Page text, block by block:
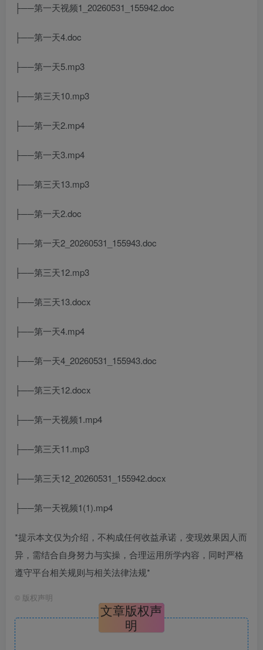
├──第一天视频1_20260531_155942.doc
├──第一天4.doc
├──第一天5.mp3
├──第三天10.mp3
├──第一天2.mp4
├──第一天3.mp4
├──第三天13.mp3
├──第一天2.doc
├──第一天2_20260531_155943.doc
├──第三天12.mp3
├──第三天13.docx
├──第一天4.mp4
├──第一天4_20260531_155943.doc
├──第三天12.docx
├──第一天视频1.mp4
├──第三天11.mp3
├──第三天12_20260531_155942.docx
├──第一天视频1(1).mp4
*提示本文仅为介绍，不构成任何收益承诺，变现效果因人而
异，需结合自身努力与实操，合理运用所学内容，同时严格
遵守平台相关规则与相关法律法规*
© 版权声明
文章版权声
明